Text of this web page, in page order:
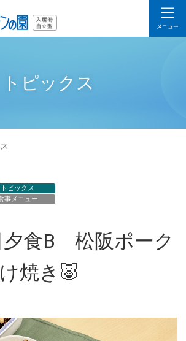
トピックス
トピックス
事メニュー
夕食B 松阪ポーク
焼き🐷